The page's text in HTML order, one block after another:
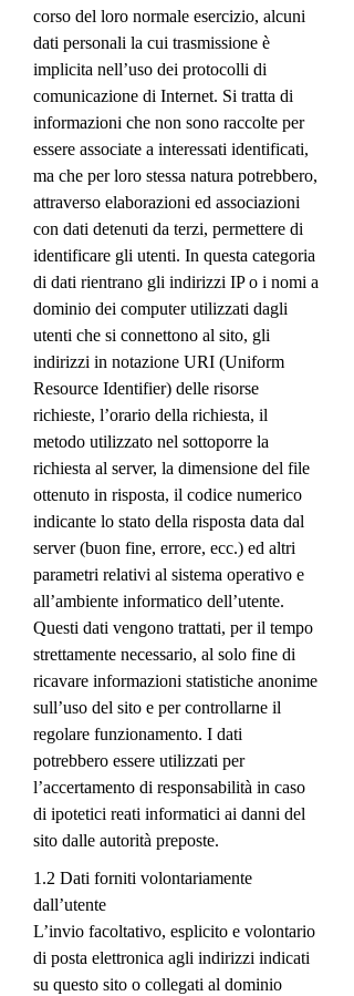
corso del loro normale esercizio, alcuni
dati personali la cui trasmissione è
implicita nell’uso dei protocolli di
comunicazione di Internet. Si tratta di
informazioni che non sono raccolte per
essere associate a interessati identificati,
ma che per loro stessa natura potrebbero,
attraverso elaborazioni ed associazioni
con dati detenuti da terzi, permettere di
identificare gli utenti. In questa categoria
di dati rientrano gli indirizzi IP o i nomi a
dominio dei computer utilizzati dagli
utenti che si connettono al sito, gli
indirizzi in notazione URI (Uniform
Resource Identifier) delle risorse
richieste, l’orario della richiesta, il
metodo utilizzato nel sottoporre la
richiesta al server, la dimensione del file
ottenuto in risposta, il codice numerico
indicante lo stato della risposta data dal
server (buon fine, errore, ecc.) ed altri
parametri relativi al sistema operativo e
all’ambiente informatico dell’utente.
Questi dati vengono trattati, per il tempo
strettamente necessario, al solo fine di
ricavare informazioni statistiche anonime
sull’uso del sito e per controllarne il
regolare funzionamento. I dati
potrebbero essere utilizzati per
l’accertamento di responsabilità in caso
di ipotetici reati informatici ai danni del
sito dalle autorità preposte.
1.2 Dati forniti volontariamente
dall’utente
L’invio facoltativo, esplicito e volontario
di posta elettronica agli indirizzi indicati
su questo sito o collegati al dominio